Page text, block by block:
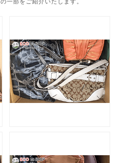
の一部をご紹介いたします。